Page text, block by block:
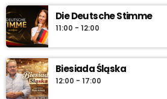
pon.–sob. 7:45 i 12:45, w niedzielę 7:45 +
10:00. Włącz i sprawdź „co dziś gra
Die Deutsche Stimme
11:00 - 12:00
Biesiada Śląska
12:00 - 17:00